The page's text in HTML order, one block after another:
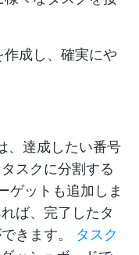
成し、確実にや
、達成したい番号
スクに分割する
ゲットも追加しま
ば、完了したタ
きます。 タスク